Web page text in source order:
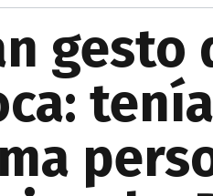
gesto